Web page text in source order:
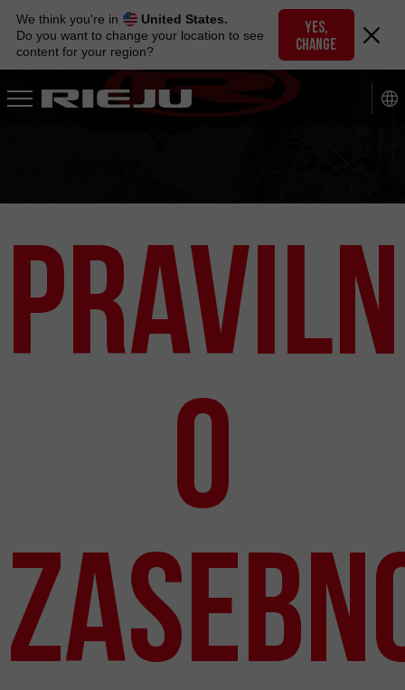
navigation
content
We think you're in
United States.
Do you want to change your location to see
content for your region?
YES,
CHANGE
o